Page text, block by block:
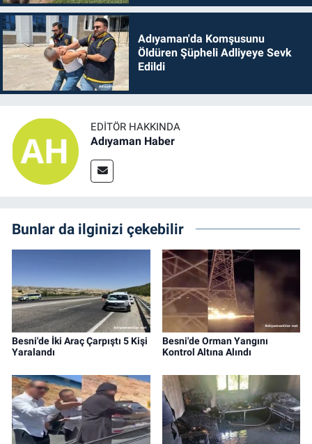
Adıyaman'da Komşusunu
Öldüren Şüpheli Adliyeye Sevk
Edildi
EDITÖR HAKKINDA
Adıyaman Haber
Bunlar da ilginizi çekebilir
Besni'de İki Araç Çarpıştı 5 Kişi
Yaralandı
Besni'de Orman Yangını
Kontrol Altına Alındı